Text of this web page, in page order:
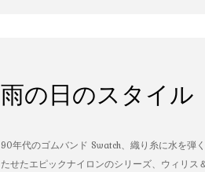
雨の日のスタイル
90年代のゴムバンド Swatch、織り糸に水を弾
たせたエピックナイロンのシリーズ、ウィリス